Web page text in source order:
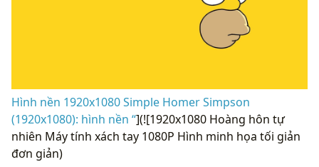
Hình nền 1920x1080 Simple Homer Simpson
(1920x1080): hình nền “](![1920x1080 Hoàng hôn tự
nhiên Máy tính xách tay 1080P Hình minh họa tối giản
đơn giản)